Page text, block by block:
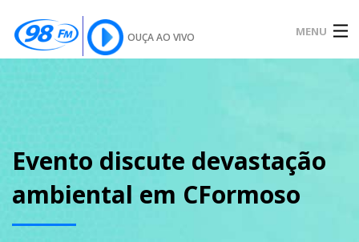
OUÇA AO VIVO MENU
SOBRE
Evento discute devastação
ambiental em CFormoso